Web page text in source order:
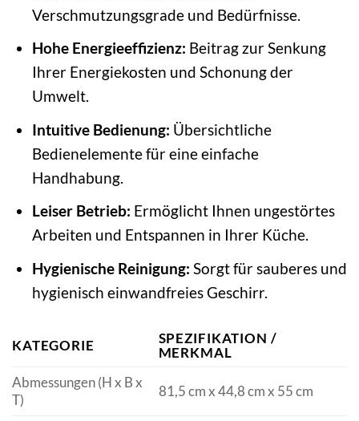
Verschmutzungsgrade und Bedürfnisse.
Hohe Energieeffizienz: Beitrag zur Senkung
Ihrer Energiekosten und Schonung der
Umwelt.
Intuitive Bedienung: Übersichtliche
Bedienelemente für eine einfache
Handhabung.
Leiser Betrieb: Ermöglicht Ihnen ungestörtes
Arbeiten und Entspannen in Ihrer Küche.
Hygienische Reinigung: Sorgt für sauberes und
hygienisch einwandfreies Geschirr.
KATEGORIE
SPEZIFIKATION /
MERKMAL
Abmessungen (H x B x
T)
81,5 cm x 44,8 cm x 55 cm